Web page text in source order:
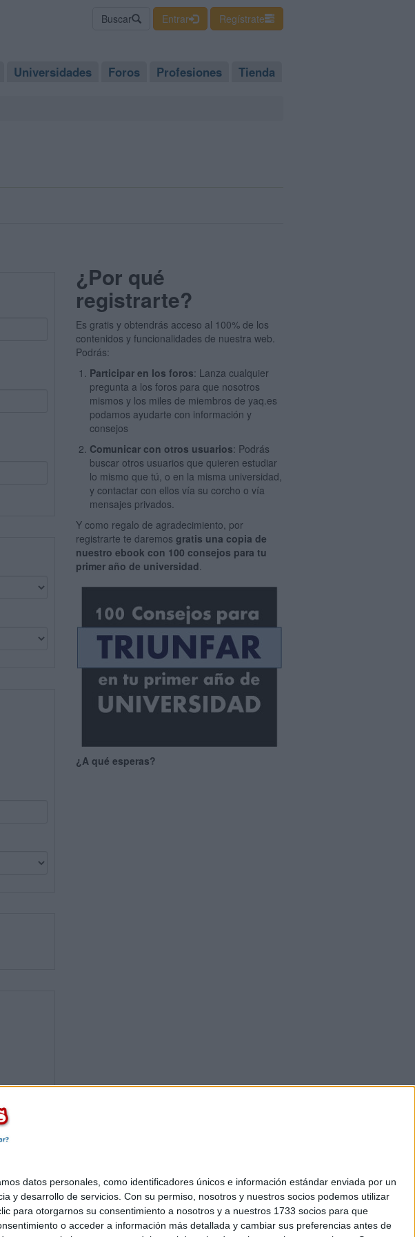
datos personales, como identificadores únicos e información estándar enviada por un
y desarrollo de servicios. Con su permiso, nosotros y nuestros socios podemos utilizar
para otorgarnos su consentimiento a nosotros y a nuestros 1733 socios para que
o acceder a información más detallada y cambiar sus preferencias antes de
Buscar Entrar Regístrate
Universidades Foros Profesiones Tienda
¿Por qué
registrarte?
Es gratis y obtendrás acceso al 100% de los
contenidos y funcionalidades de nuestra web.
Podrás:
Participar en los foros: Lanza cualquier
pregunta a los foros para que nosotros
mismos y los miles de miembros de yaq.es
podamos ayudarte con información y
consejos
Comunicar con otros usuarios: Podrás
buscar otros usuarios que quieren estudiar
lo mismo que tú, o en la misma universidad,
y contactar con ellos vía su corcho o vía
mensajes privados.
Y como regalo de agradecimiento, por
registrarte te daremosgratis una copia de
nuestro ebook con 100 consejos para tu
primer año de universidad.
¿A qué esperas?
|Política de cookies